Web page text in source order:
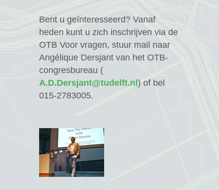
Bent u geïnteresseerd? Vanaf
heden kunt u zich inschrijven via de
OTB Voor vragen, stuur mail naar
Angélique Dersjant van het OTB-
congresbureau (
A.D.Dersjant@tudelft.nl) of bel
015-2783005.